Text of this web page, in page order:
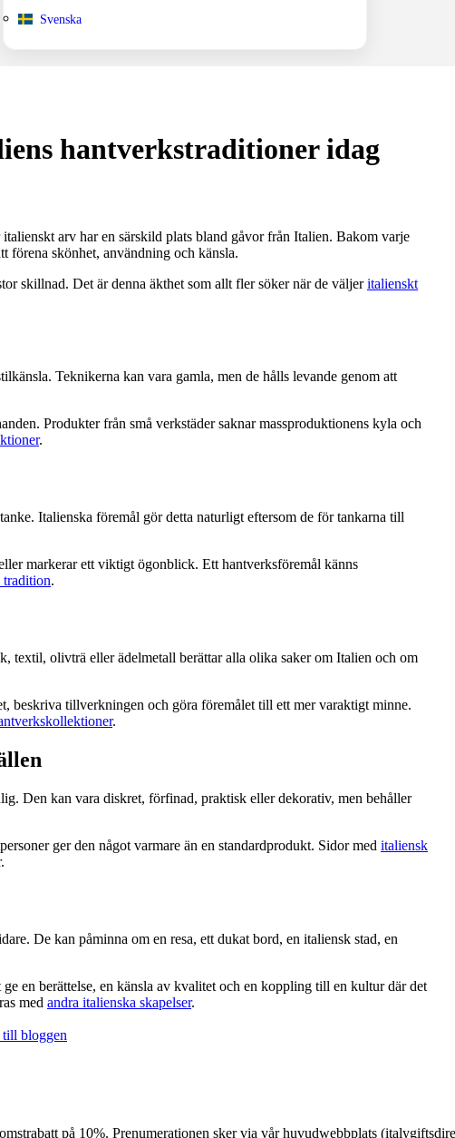
Svenska
hantverkstraditioner idag
arv har en särskild plats bland gåvor från Italien. Bakom varje
förena skönhet, användning och känsla.
skillnad. Det är denna äkthet som allt fler söker när de väljeritalienskt
Teknikerna kan vara gamla, men de hålls levande genom att
Produkter från små verkstäder saknar massproduktionens kyla och
.
Italienska föremål gör detta naturligt eftersom de för tankarna till
markerar ett viktigt ögonblick. Ett hantverksföremål känns
tradition.
textil, olivträ eller ädelmetall berättar alla olika saker om Italien och om
beskriva tillverkningen och göra föremålet till ett mer varaktigt minne.
.
Den kan vara diskret, förfinad, praktisk eller dekorativ, men behåller
ger den något varmare än en standardprodukt. Sidor med italiensk
De kan påminna om en resa, ett dukat bord, en italiensk stad, en
en berättelse, en känsla av kvalitet och en koppling till en kultur där det
med andra italienska skapelser.
bloggen
på 10%. Prenumerationen sker via vår huvudwebbplats